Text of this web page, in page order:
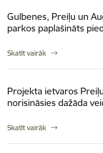
Gulbenes, Preiļu un
parkos paplašināts
Skatīt vairāk
Projekta ietvaros
norisināsies dažāda
Skatīt vairāk